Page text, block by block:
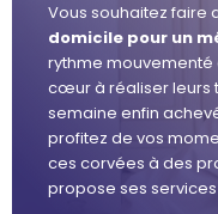
Vous souhaitez faire
domicile pour un
rythme mouvementé
cœur à réaliser leurs
semaine enfin
profitez de vos
ces corvées à des
propose ses